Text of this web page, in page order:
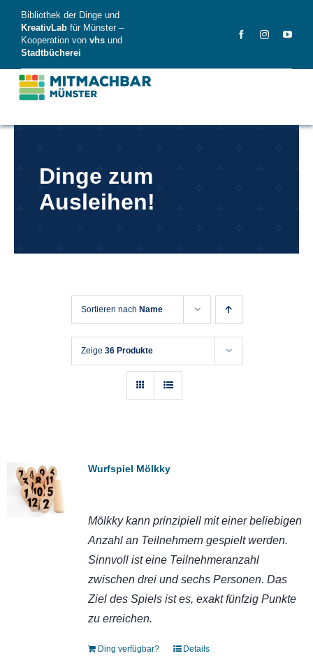
content
Bibliothek der Dinge und
KreativLab für Münster –
Kooperation von vhs und
Stadtbücherei
DingeDinge zum
Ausleihen!
Sortieren nach Name
Zeige 36 Produkte
Wurfspiel Mölkky
Mölkky kann prinzipiell mit einer beliebigen
Anzahl an Teilnehmern gespielt werden.
Sinnvoll ist eine Teilnehmeranzahl
zwischen drei und sechs Personen. Das
Ziel des Spiels ist es, exakt fünfzig Punkte
zu erreichen.
Ding verfügbar? Details